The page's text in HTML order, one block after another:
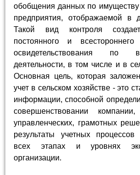
обобщения данных по имуществу
предприятия, отображаемой в
Такой вид контроля
постоянного и всестороннего
освидетельствования по
деятельности, в том числе и в
Основная цель, которая
учет в сельском хозяйстве - это
информации, способной
совершенствовании
управленческих, грамотных
результаты учетных
всех этапах и уровнях
организации.